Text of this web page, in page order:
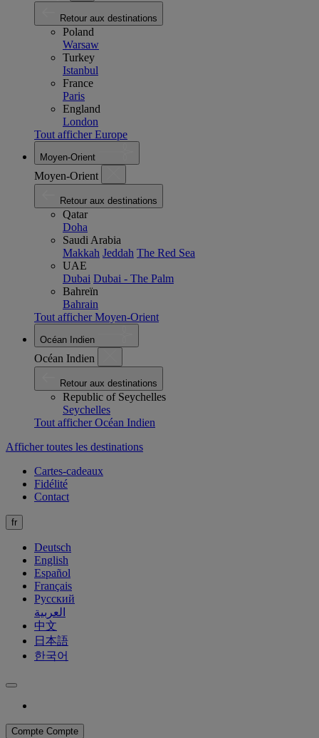
Retour aux destinations
Poland
Warsaw
Turkey
Istanbul
France
Paris
England
London
Tout afficher Europe
Moyen-Orient
Moyen-Orient
Retour aux destinations
Qatar
Doha
Saudi Arabia
Makkah Jeddah The Red Sea
UAE
Dubai Dubai - The Palm
Bahreïn
Bahrain
Tout afficher Moyen-Orient
Océan Indien
Océan Indien
Retour aux destinations
Republic of Seychelles
Seychelles
Tout afficher Océan Indien
Afficher toutes les destinations
Cartes-cadeaux
Fidélité
Contact
fr
Deutsch
English
Español
Français
Русский
العربية
中文
日本語
한국어
Compte Compte